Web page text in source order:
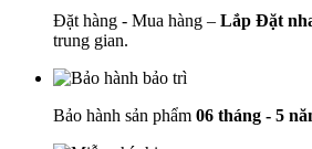
Đặt hàng - Mua hàng – Lắp Đặt
trung gian.
Bảo hành sản phẩm 06 tháng - 5